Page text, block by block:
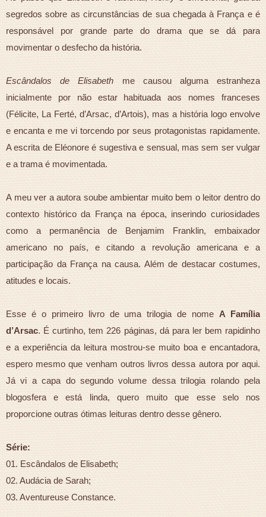
segredos sobre as circunstâncias de sua chegada à França e é
responsável por grande parte do drama que se dá para
movimentar o desfecho da história.
Escândalos de Elisabeth me causou alguma estranheza
inicialmente por não estar habituada aos nomes franceses
(Félicite, La Ferté, d’Arsac, d’Artois), mas a história logo envolve
e encanta e me vi torcendo por seus protagonistas rapidamente.
A escrita de Eléonore é sugestiva e sensual, mas sem ser vulgar
e a trama é movimentada.
A meu ver a autora soube ambientar muito bem o leitor dentro do
contexto histórico da França na época, inserindo curiosidades
como a permanência de Benjamim Franklin, embaixador
americano no país, e citando a revolução americana e a
participação da França na causa. Além de destacar costumes,
atitudes e locais.
Esse é o primeiro livro de uma trilogia de nome A Família
d’Arsac. É curtinho, tem 226 páginas, dá para ler bem rapidinho
e a experiência da leitura mostrou-se muito boa e encantadora,
espero mesmo que venham outros livros dessa autora por aqui.
Já vi a capa do segundo volume dessa trilogia rolando pela
blogosfera e está linda, quero muito que esse selo nos
proporcione outras ótimas leituras dentro desse gênero.
Série:
01. Escândalos de Elisabeth;
02. Audácia de Sarah;
03. Aventureuse Constance.